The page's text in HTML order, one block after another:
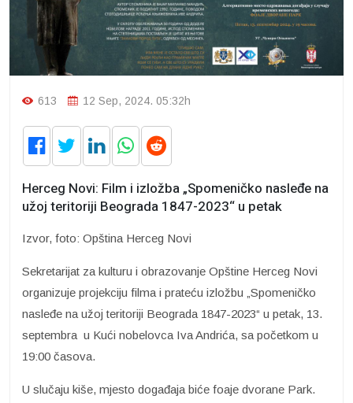
613 12 Sep, 2024. 05:32h
Herceg Novi: Film i izložba „Spomeničko nasleđe na
užoj teritoriji Beograda 1847-2023“ u petak
Izvor, foto: Opština Herceg Novi
Sekretarijat za kulturu i obrazovanje Opštine Herceg Novi
organizuje projekciju filma i prateću izložbu „Spomeničko
nasleđe na užoj teritoriji Beograda 1847-2023“ u petak, 13.
septembra u Kući nobelovca Iva Andrića, sa početkom u
19:00 časova.
U slučaju kiše, mjesto događaja biće foaje dvorane Park.